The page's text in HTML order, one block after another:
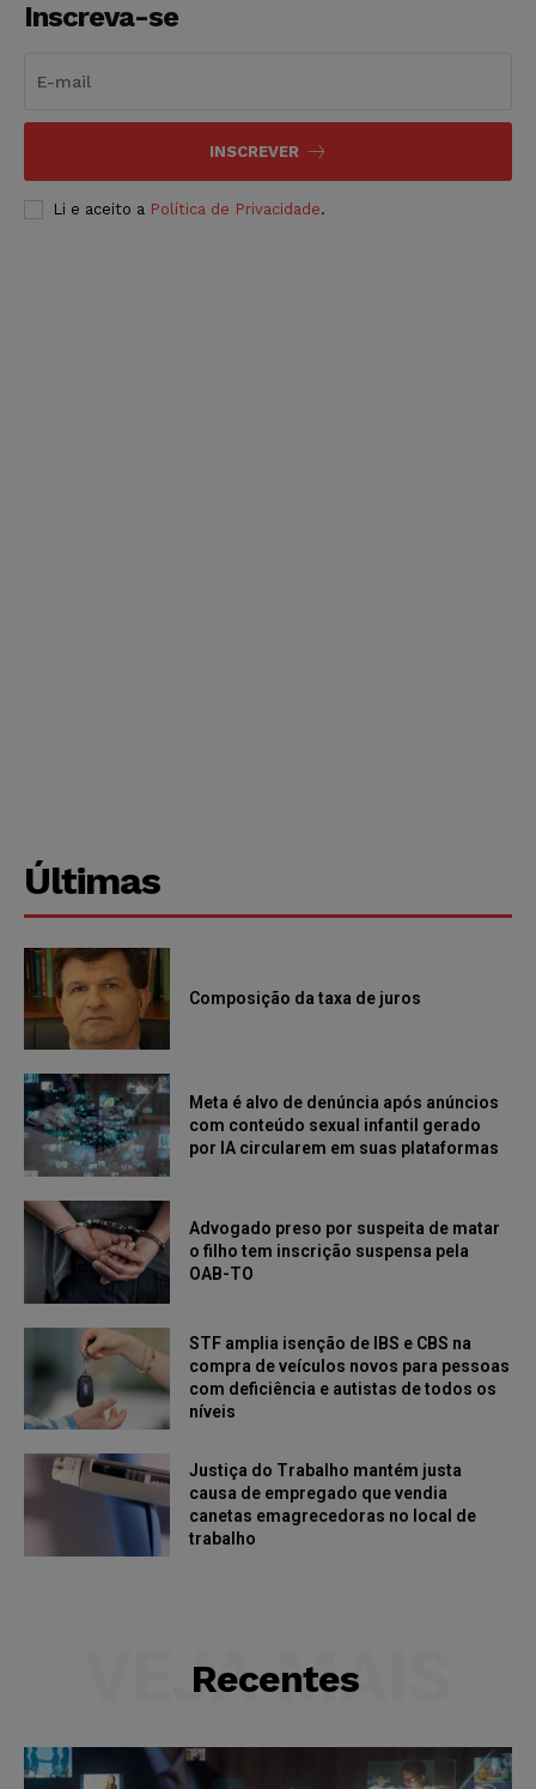
Inscreva-se
INSCREVER
Li e aceito a Política de Privacidade.
Últimas
Composição da taxa de juros
Meta é alvo de denúncia após anúncios
com conteúdo sexual infantil gerado
por IA circularem em suas plataformas
Advogado preso por suspeita de matar
o filho tem inscrição suspensa pela
OAB-TO
STF amplia isenção de IBS e CBS na
compra de veículos novos para pessoas
com deficiência e autistas de todos os
níveis
Justiça do Trabalho mantém justa
causa de empregado que vendia
canetas emagrecedoras no local de
trabalho
Recentes
VEJA MAIS